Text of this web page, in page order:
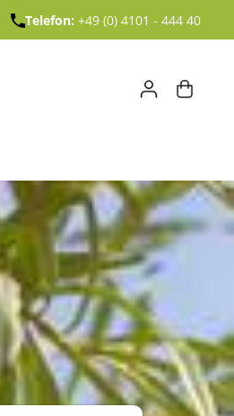
Telefon: +49 (0) 4101 - 444 40